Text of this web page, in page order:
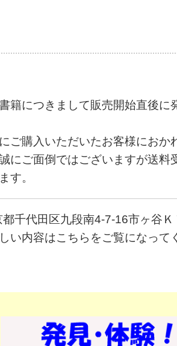
籍につきまして販売開始直後
ご購入いただいたお客様におか
にご面倒ではございますが送料
す。
千代田区九段南4-7-16市ヶ谷
い内容はこちら をご覧になって